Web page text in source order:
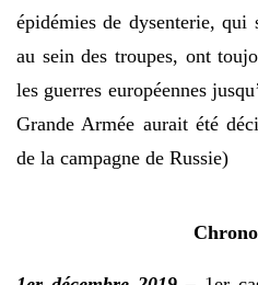
épidémies de dysenterie, qui
au sein des troupes, ont
les guerres européennes
Grande Armée aurait été
de la campagne de Russie)